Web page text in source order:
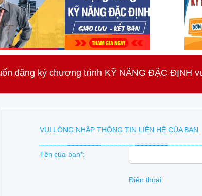
đăng ký chương trình KỸ NĂNG ĐẶC ĐỊNH
VUI LÒNG NHẬP THÔNG TIN LIÊN HỆ CỦA BẠN
Tên của bạn*:
Điện thoại: